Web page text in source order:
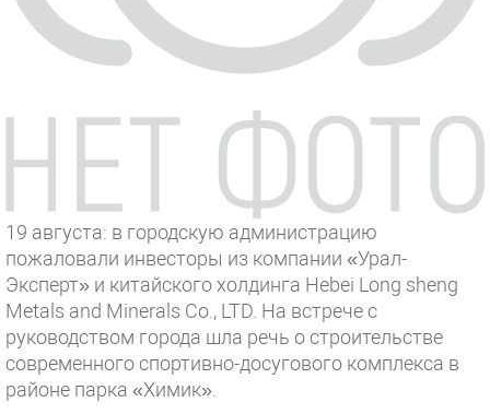
19 августа: в городскую администрацию
пожаловали инвесторы из компании «Урал-
Эксперт» и китайского холдинга Hebei Long sheng
Metals and Minerals Co., LTD. На встрече с
руководством города шла речь о строительстве
современного спортивно-досугового комплекса в
районе парка «Химик».